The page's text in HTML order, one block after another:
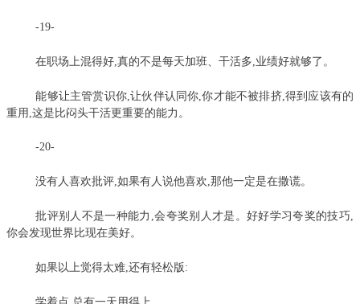
-19-
在职场上混得好,真的不是每天加班、干活多,业绩好就够了。
能够让主管赏识你,让伙伴认同你,你才能不被排挤,得到应该有的
重用,这是比闷头干活更重要的能力。
-20-
没有人喜欢批评,如果有人说他喜欢,那他一定是在撒谎。
批评别人不是一种能力,会夸奖别人才是。好好学习夸奖的技巧,
你会发现世界比现在美好。
如果以上觉得太难,还有轻松版: